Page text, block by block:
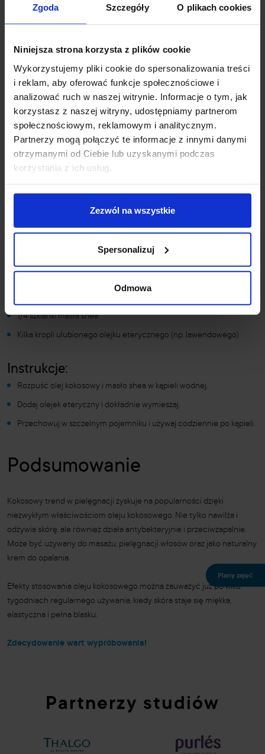
Zgoda Szczegóły O plikach cookies
Niniejsza strona korzysta z plików cookie
Wykorzystujemy pliki cookie do spersonalizowania treści
i reklam, aby oferować funkcje społecznościowe i
analizować ruch w naszej witrynie. Informacje o tym, jak
korzystasz z naszej witryny, udostępniamy partnerom
społecznościowym, reklamowym i analitycznym.
Partnerzy mogą połączyć te informacje z innymi danymi
otrzymanymi od Ciebie lub uzyskanymi podczas
korzystania z ich usług.
Zezwól na wszystkie
Spersonalizuj
Odmowa
zapalnym skóry
, a to wszystko dzięki jego właściwościom
antybakteryjnym i przeciwzapalnym.
Olejek do masażu
Olej kokosowy świetnie sprawdza się domasażudzięki swojej gładkiej
konsystencji i przyjemnemu zapachowi. Wmasowanie go w skórę
okrężnymi ruchamipobudza krążenie, poprawia elastyczność
skóry i relaksuje mięśnie, zapewniając jednocześnie intensywne
nawilżenie.
Przepis na mocno
nawilżający balsam
Przygotujdomowybalsam nawilżający i ciesz się jeszcze lepszą
naturalną pielęgnacją swojej skóry!
1/4 szklanki masła shea
Kilka kropli ulubionego olejku eterycznego (np. lawendowego)
Instrukcje:
Rozpuść olej kokosowy i masło shea w kąpieli wodnej.
Dodaj olejek eteryczny i dokładnie wymieszaj.
Przechowuj w szczelnym pojemniku i używaj codziennie po kąpieli.
Podsumowanie
Kokosowy trend w pielęgnacji zyskuje na popularności dzięki
niezwykłym właściwościom oleju kokosowego. Nie tylko nawilża i
odżywia skórę, ale również działa antybakteryjnie i przeciwzapalnie.
Może być używany do masażu, pielęgnacji włosów oraz jako naturalny
krem do opalania.
Efekty stosowania oleju kokosowego można zauważyć już po kilku
tygodniach regularnego używania, kiedy skóra staje się miękka,
elastyczna i pełna blasku.
Zdecydowanie wart wypróbowania!
Partnerzy studiów
Plany zajęć